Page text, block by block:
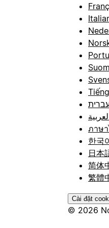
ภาษ
한국
日本
简体
繁體
Cài đặt
© 2026